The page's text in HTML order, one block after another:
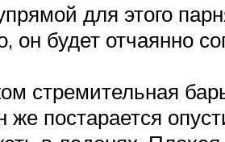
для этого
он будет отчаянно
стремительная
постарается